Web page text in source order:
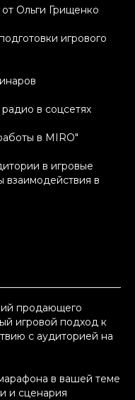
Ольги Грищенко
игрового
в соцсетях
в MIRO"
в игровые
в
продающего
игровой подход к
с аудиторией на
в вашей теме
и сценария